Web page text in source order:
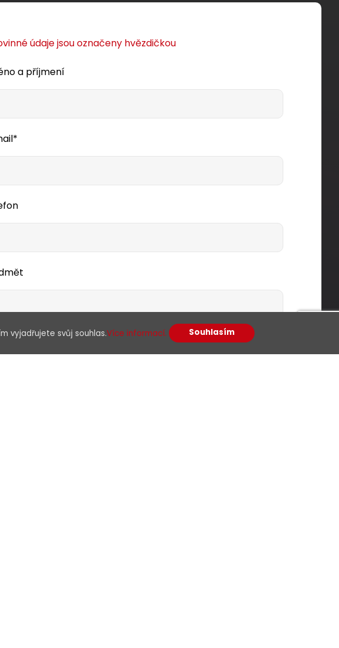
údaje jsou označeny hvězdičkou
a příjmení
zpráva*
vyjadřujete svůj souhlas.Více informací. Souhlasím